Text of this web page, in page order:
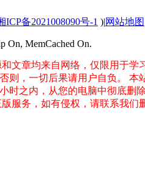
ICP备2021008090号-1 )|网站地图
On, MemCached On.
文章均来自网络，仅限用于学
则，一切后果请用户自负。
本
时之内，从您的电脑中彻底删除
服务，如有侵权，请联系我们